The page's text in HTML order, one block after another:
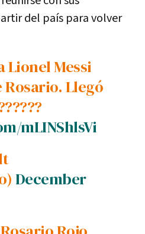
del país para volver
Rosario. Llegó
mLINShlsVi
December